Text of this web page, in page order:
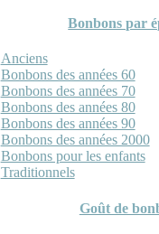
Bonbons par
Anciens
Bonbons des années 60
Bonbons des années 70
Bonbons des années 80
Bonbons des années 90
Bonbons des années 2000
Bonbons pour les enfants
Traditionnels
Goût de